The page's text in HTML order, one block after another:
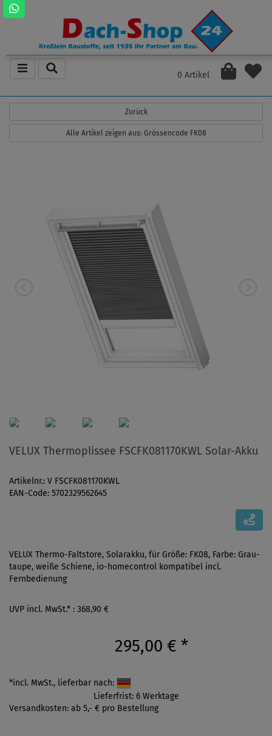
0 Artikel
Zurück
Alle Artikel zeigen aus: Grössencode FK08
VELUX Thermoplissee FSCFK081170KWL Solar-Akku
Artikelnr.: V FSCFK081170KWL
EAN-Code: 5702329562645
VELUX Thermo-Faltstore, Solarakku, für Größe: FK08, Farbe: Grau-
taupe, weiße Schiene, io-homecontrol kompatibel incl.
Fernbedienung
UVP incl. MwSt.* : 368,90 €
295,00 € *
*incl. MwSt., lieferbar nach:
Lieferfrist: 6 Werktage
Versandkosten: ab 5,- € pro Bestellung